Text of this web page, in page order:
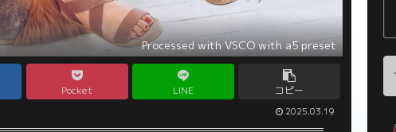
Processed with VSCO with a5 preset
Pocket LINE コピー
2025.03.19